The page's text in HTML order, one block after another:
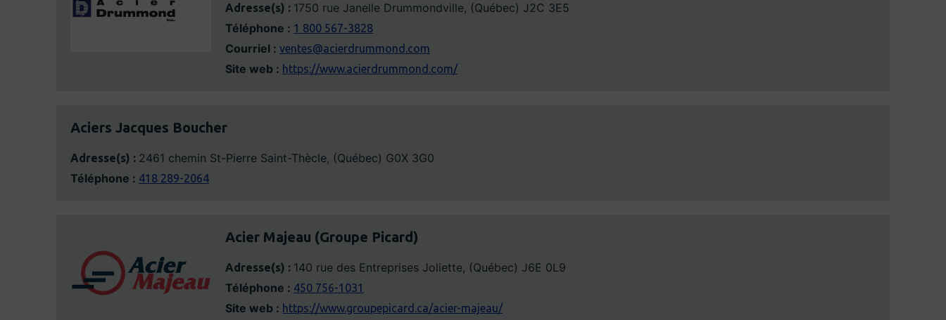
Adresse(s) : 1750 rue Janelle Drummondville, (Québec) J2C 3E5
Téléphone : 1 800 567-3828
Courriel : ventes@acierdrummond.com
Site web : https://www.acierdrummond.com/
Aciers Jacques Boucher
Adresse(s) : 2461 chemin St-Pierre Saint-Thècle, (Québec) G0X 3G0
Téléphone : 418 289-2064
Acier Majeau (Groupe Picard)
Adresse(s) : 140 rue des Entreprises Joliette, (Québec) J6E 0L9
Téléphone : 450 756-1031
Site web : https://www.groupepicard.ca/acier-majeau/